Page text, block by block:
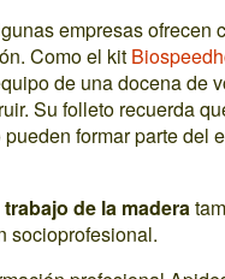
empresas ofrecen
Como el kit
de una docena de
Su folleto recuerda
formar parte del
trabajo de la madera
socioprofesional.